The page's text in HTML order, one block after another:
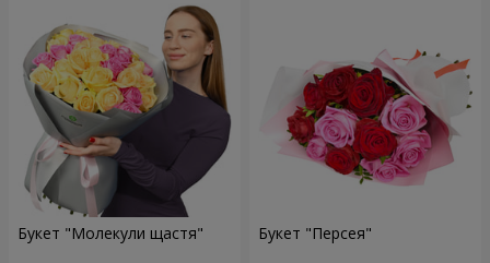
Букет "Молекули щастя" Букет "Персея"